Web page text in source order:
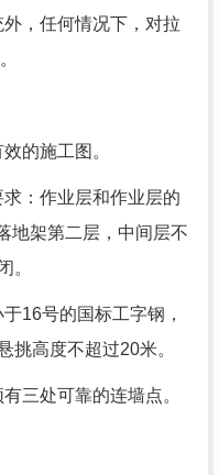
，任何情况下，对拉
。
的施工图。
：作业层和作业层的
地架第二层，中间层不
。
于16号的国标工字钢，
挑高度不超过20米。
三处可靠的连墙点。